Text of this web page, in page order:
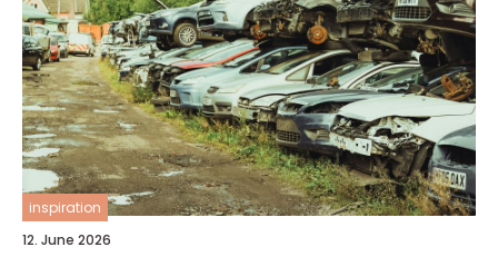
inspiration
12. June 2026